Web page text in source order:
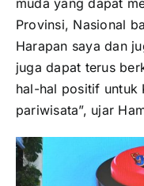
muda yang dapat
Provinsi, Nasional
Harapan saya dan
juga dapat terus
hal-hal positif untuk
pariwisata”, ujar